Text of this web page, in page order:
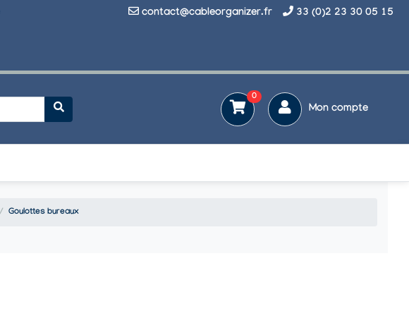
contact@cableorganizer.fr 33 (0)2 23 30 05 15
0
Mon compte
Goulottes bureaux